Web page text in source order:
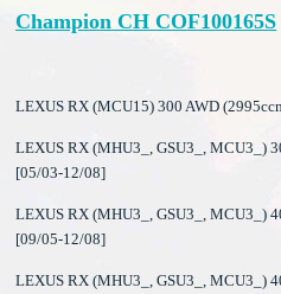
Champion CH COF100165S
LEXUS RX (MCU15) 300 AWD
LEXUS RX (MHU3_, GSU3_, MCU3_)
[05/03-12/08]
LEXUS RX (MHU3_, GSU3_, MCU3_)
[09/05-12/08]
LEXUS RX (MHU3_, GSU3_, MCU3_)